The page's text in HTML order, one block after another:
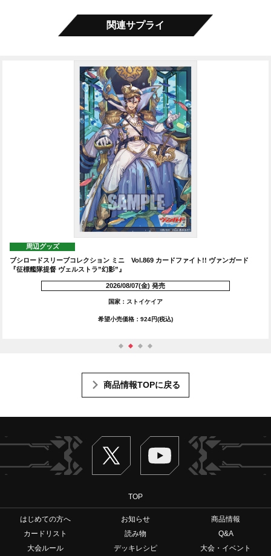
関連サプライ
周辺グッズ
ブシロードスリーブコレクション ミニ Vol.869 カードファイト!! ヴァンガード
『征標艦隊提督 ヴェルストラ”幻影”』
2026/08/07(金) 発売
国家：ストイケイア
希望小売価格：924円(税込)
商品情報TOPに戻る
Twitter ヴァンガードch
TOP
はじめての方へ お知らせ
商品情報
カードリスト
読み物
Q&A
大会ルール
デッキレシピ
大会・イベント